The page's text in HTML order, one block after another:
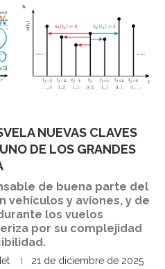
NUEVAS CLAVES
DE LOS GRANDES
de buena parte del
vehículos y aviones, y de
los vuelos
por su complejidad
21 de diciembre de 2025